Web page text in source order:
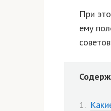
При
ему